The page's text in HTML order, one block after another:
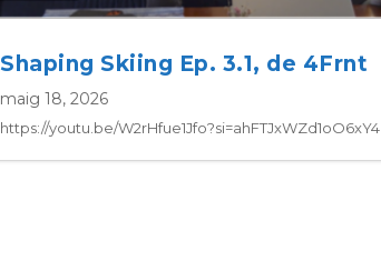
Shaping Skiing Ep. 3.1, de 4Frnt
maig 18, 2026
https://youtu.be/W2rHfue1Jfo?si=ahFTJxWZd1oO6xY4